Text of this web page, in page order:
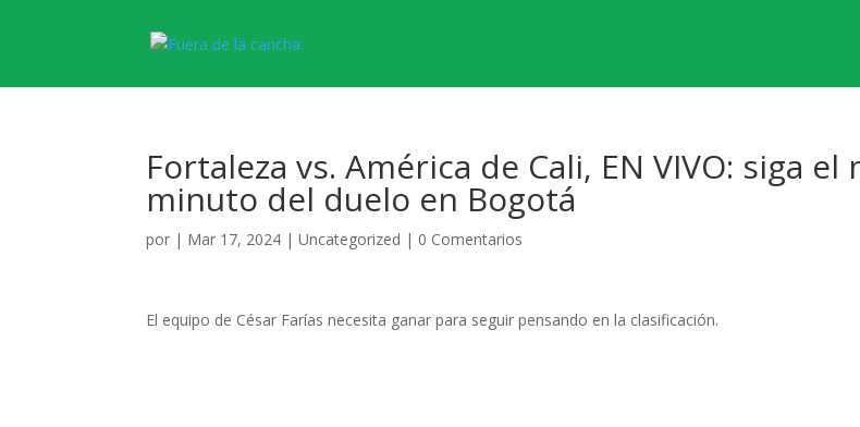
Fortaleza vs. América de Cali, EN VIVO: siga el
minuto del duelo en Bogotá
por | Mar 17, 2024 |Uncategorized | 0 Comentarios
El equipo de César Farías necesita ganar para seguir pensando en la clasificación.